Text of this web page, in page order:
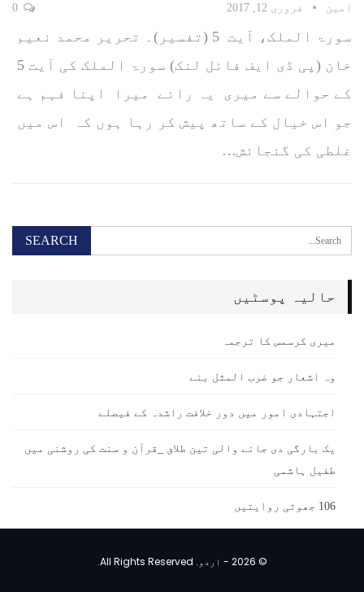
امین فروری 12, 2017
سورۃ الملک، آیت 5 (تفسیر)۔ تحریر محمد نعیم
خان (پی ڈی ایف فائل لنک) سورۃ الملک کی آیت 5
کے حوالے سے میری یہ رائے میرا اپنا فہم ہے
جو اس خیال کے ساتھ پیش کر رہا ہوں کہ اس میں
غلطی کی گنجائش…
حالیہ پوسٹیں
میری کرسمس کا ترجمہ
وہ اشعار جو ضرب المثل بنے
اجتہادی امور میں دور خلافت راشدہ کے فیصلے
یک بارگی دی جانے والی تین طلاق _قرآن و سنت کی روشنی میں
طفیل ہاشمی
106 جھوٹی روایتیں
© 2026 - اردو. All Rights Reserved.